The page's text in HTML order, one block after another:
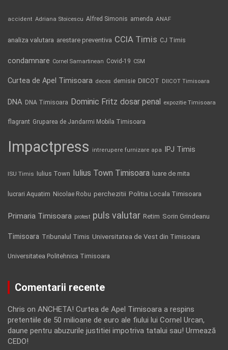
accident Adriana Stoicescu Alfred Simonis amenda ANAF
analiza valutara arestare preventiva CCIA Timis CJ Timis
condamnare Cornel Samartinean Covid-19 CSM
Curtea de Apel Timisoara deces demisie DIICOT DIICOT Timisoara
DNA DNA Timisoara Dominic Fritz dosar penal expozitie Timisoara
flagrant Gruparea de Jandarmi Mobila Timisoara
Impactpress intrerupere furnizare apa IPJ Timis
ISU Timis Iulius Town Iulius Town Timisoara luare de mita
lucrari Aquatim Nicolae Robu perchezitii Politia Locala Timisoara
Primaria Timisoara protest puls valutar Retim Sorin Grindeanu
Timisoara Tribunalul Timis Universitatea de Vest din Timisoara
Universitatea Politehnica Timisoara
Comentarii recente
Chris on ANCHETA! Curtea de Apel Timisoara a respins
pretentiile de 50 milioane de euro ale fiului lui Cornel Urcan,
daune pentru abuzurile justitiei impotriva tatalui sau! Urmează
CEDO!